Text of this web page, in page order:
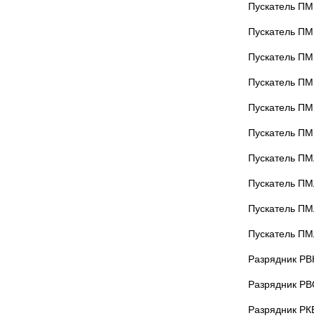
Пускатель
Пускатель
Пускатель
Пускатель
Пускатель
Пускатель
Пускатель
Пускатель
Пускатель
Пускатель
Разрядник
Разрядник
Разрядник